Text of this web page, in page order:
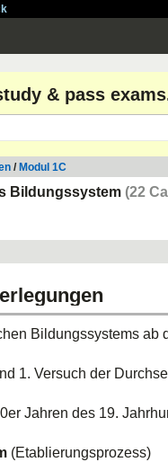
& pass
/ Modul 1C
Bildungssystem (22
Bildungssystems ab
1. Versuch der
Jahren des 19.
(Etablierungsprozess)